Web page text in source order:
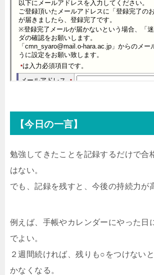
【今日の一言】
勉強してきたことを記録するだけで合
はない。
でも、記録を残すと、今後の持続力が
例えば、手帳やカレンダーにやった日
でよい。
２週間続ければ、残りも○をつけない
かなくなる。